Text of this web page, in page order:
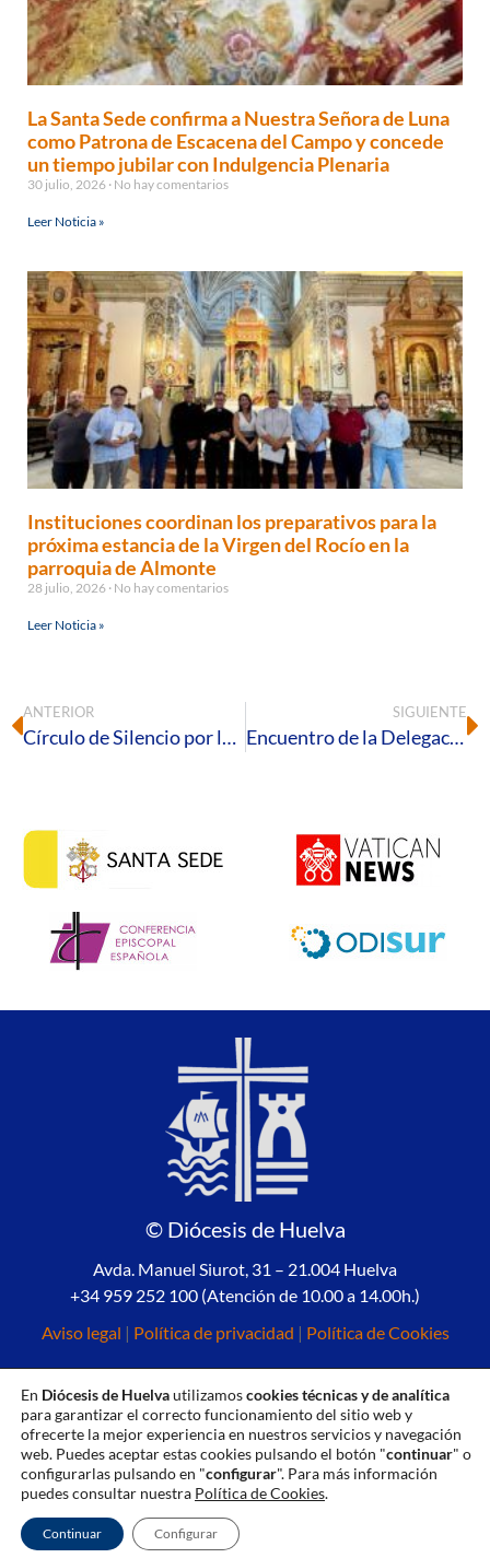
La Santa Sede confirma a Nuestra Señora de Luna
como Patrona de Escacena del Campo y concede
un tiempo jubilar con Indulgencia Plenaria
30 julio, 2026 No hay comentarios
Leer Noticia »
Instituciones coordinan los preparativos para la
próxima estancia de la Virgen del Rocío en la
parroquia de Almonte
28 julio, 2026 No hay comentarios
Leer Noticia »
ANTERIOR
Círculo de Silencio por la Ciudadanía Universal en Huelva
SIGUIENTE
Encuentro de la Delegación de Familia y Vida 2023/2024
© Diócesis de Huelva
Avda. Manuel Siurot, 31 – 21.004 Huelva
+34 959 252 100 (Atención de 10.00 a 14.00h.)
Aviso legal | Política de privacidad | Política de Cookies
En Diócesis de Huelvautilizamoscookies técnicas y de analítica
para garantizar el correcto funcionamiento del sitio web y
ofrecerte la mejor experiencia en nuestros servicios y navegación
web. Puedes aceptar estas cookies pulsando el botón "continuar" o
configurarlas pulsando en "configurar". Para más información
puedes consultar nuestra Política de Cookies.
Continuar Configurar